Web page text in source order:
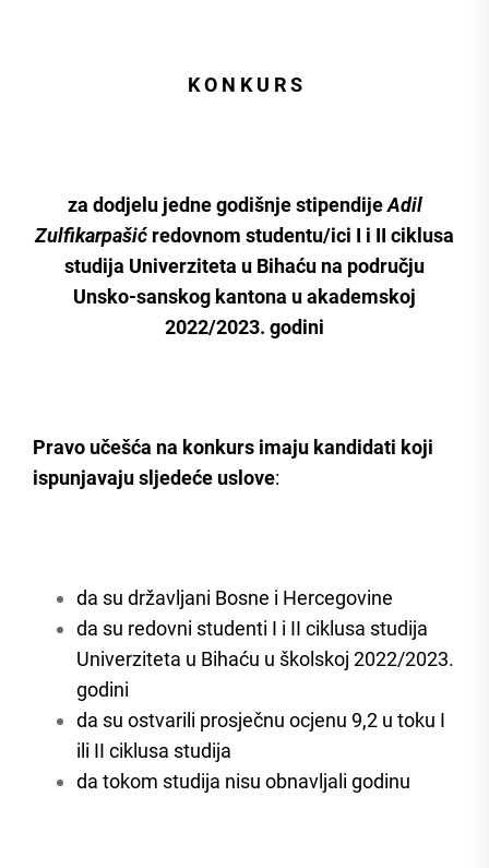
K O N K U R S
za dodjelu jedne godišnje stipendijeAdil
Zulfikarpašić redovnom studentu/ici I i II ciklusa
studija Univerziteta u Bihaću na području
Unsko-sanskog kantona u akademskoj
2022/2023. godini
Pravo učešća na konkurs imaju kandidati koji
ispunjavaju sljedeće uslove:
da su državljani Bosne i Hercegovine
da su redovni studenti I i II ciklusa studija
Univerziteta u Bihaću u školskoj 2022/2023.
godini
da su ostvarili prosječnu ocjenu 9,2 u toku I
ili II ciklusa studija
da tokom studija nisu obnavljali godinu